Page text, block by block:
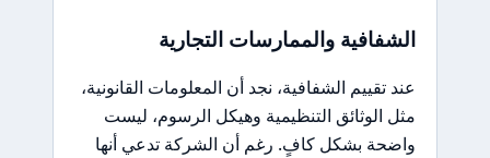
الشفافية والممارسات التجارية
عند تقييم الشفافية، نجد أن المعلومات القانونية،
مثل الوثائق التنظيمية وهيكل الرسوم، ليست
واضحة بشكل كافٍ. رغم أن الشركة تدعي أنها